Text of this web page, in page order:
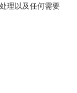
理以及任何需要